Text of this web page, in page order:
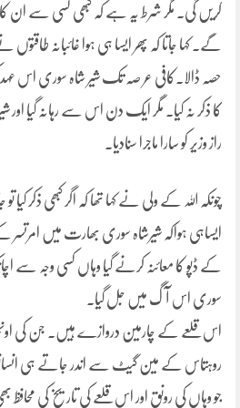
کریں گی۔ مگر شرط یہ ہے کہ کبھی کسی سے ان کا
گے۔ کہا جاتا کہ پھر ایسا ہی ہوا غائبانہ طاقتوں
حصہ ڈالا۔کافی عر صہ تک شیر شاہ سوری اس عہد
کا ذکر نہ کیا۔ مگر ایک دن اس سے رہانہ گیا
راز وزیر کو سارا ماجرا سنادیا۔
چونکہ اللہ کے ولی نے کہا تھا کہ اگر کبھی ذکر کیا
ایساہی ہواکہ شیرشاہ سوری بھارت میں امرتسر
کے ڈپو کا معائنہ کرنے گیا وہاں کسی وجہ سے
سوری اس آگ میں جل گیا۔
اس قلعے کے چارمین دروازے ہیں۔ جن کی
روہتاس کے مین گیٹ سے اندر جاتے ہی
جو وہاں کی رونق اور اس قلعے کی تاریخ کی